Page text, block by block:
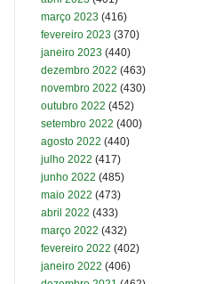
março 2023 (416)
fevereiro 2023 (370)
janeiro 2023 (440)
dezembro 2022 (463)
novembro 2022 (430)
outubro 2022 (452)
setembro 2022 (400)
agosto 2022 (440)
julho 2022 (417)
junho 2022 (485)
maio 2022 (473)
abril 2022 (433)
março 2022 (432)
fevereiro 2022 (402)
janeiro 2022 (406)